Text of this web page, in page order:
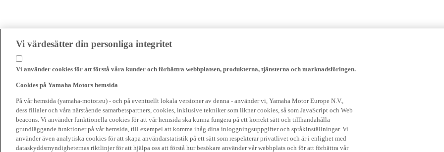
Vi värdesätter din personliga integritet
Vi använder cookies för att förstå våra kunder och förbättra webbplatsen, produkterna, tjänsterna och marknadsföringen.
Cookies på Yamaha Motors hemsida
På vår hemsida (yamaha-motor.eu) - och på eventuellt lokala versioner av denna - använder vi, Yamaha Motor Europe N.V.,
dess filialer och våra närstående samarbetspartners, cookies, inklusive tekniker som liknar cookies, så som JavaScript och Web
beacons. Vi använder funktionella cookies för att vår hemsida ska kunna fungera på ett korrekt sätt och tillhandahålla
grundläggande funktioner på vår hemsida, till exempel att komma ihåg dina inloggningsuppgifter och språkinställningar. Vi
använder även analytiska cookies för att skapa användarstatistik på ett sätt som respekterar privatlivet och är i enlighet med
dataskyddsmyndigheternas riktlinjer för att hjälpa oss att förstå hur besökare använder vår webbplats och för att förbättra vår